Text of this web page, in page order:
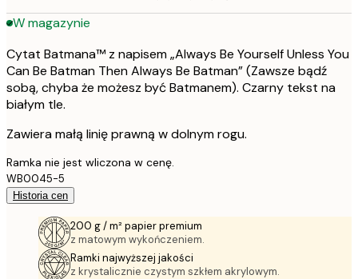
W magazynie
Cytat Batmana™ z napisem „Always Be Yourself Unless You
Can Be Batman Then Always Be Batman” (Zawsze bądź
sobą, chyba że możesz być Batmanem). Czarny tekst na
białym tle.
Zawiera małą linię prawną w dolnym rogu.
Ramka nie jest wliczona w cenę.
WB0045-5
Historia cen
200 g / m² papier premium
z matowym wykończeniem.
Ramki najwyższej jakości
z krystalicznie czystym szkłem akrylowym.